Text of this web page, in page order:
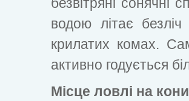
водою літає
крилатих комах.
активно годується
Місце ловлі на